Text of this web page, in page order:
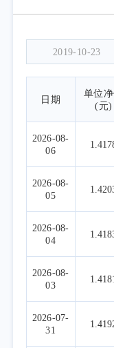
本的投资风格
虽有一定波动
日期
单位
(元)
2026-08-
06
2026-08-
05
2026-08-
04
2026-08-
03
2026-07-
31